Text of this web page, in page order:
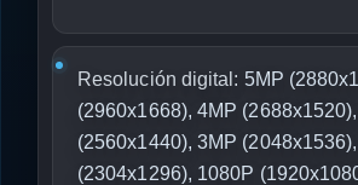
Resolución digital: 5MP
(2960x1668), 4MP
(2560x1440), 3MP
(2304x1296), 1080P